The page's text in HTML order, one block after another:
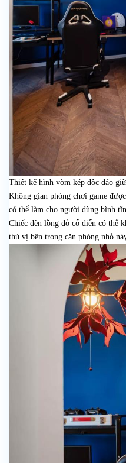
Thiết kế hình vòm kép độc đáo
Không gian phòng chơi game
có thể làm cho người dùng bình
Chiếc đèn lồng đỏ cổ điển có thể
thú vị bên trong căn phòng nhỏ